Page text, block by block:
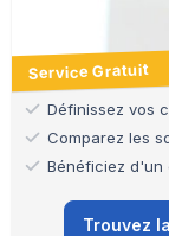
Service Gratuit
Définissez vos
Comparez les
Bénéficiez d'un
Trouvez